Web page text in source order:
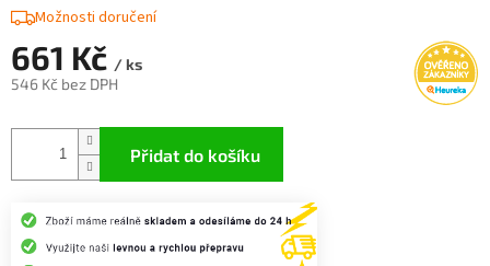
661 Kč / ks
546 Kč bez DPH
cena:
Možnosti doručení
Přidat do košíku